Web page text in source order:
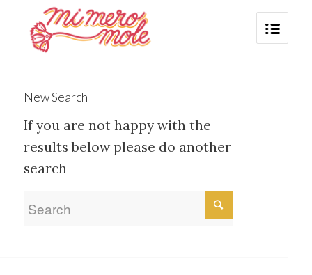
New Search
If you are not happy with the
results below please do another
search